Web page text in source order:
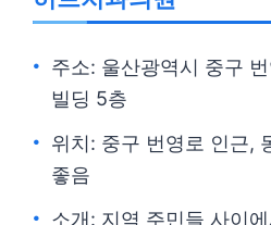
주소: 울산광역시 중구
빌딩 5층
위치: 중구 번영로 인근,
좋음
소개: 지역 주민들 사이